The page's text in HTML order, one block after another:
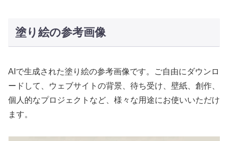
塗り絵の参考画像
AIで生成された塗り絵の参考画像です。ご自由にダウンロ
ードして、ウェブサイトの背景、待ち受け、壁紙、創作、
個人的なプロジェクトなど、様々な用途にお使いいただけ
ます。